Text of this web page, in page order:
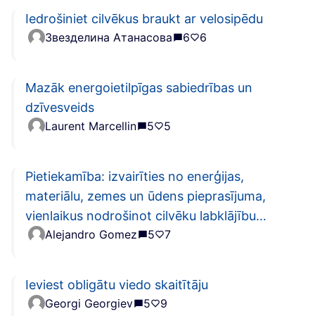
Iedrošiniet cilvēkus braukt ar velosipēdu
Звезделина Атанасова 6 6
Mazāk energoietilpīgas sabiedrības un
dzīvesveids
Laurent Marcellin 5 5
Pietiekamība: izvairīties no enerģijas,
materiālu, zemes un ūdens pieprasījuma,
vienlaikus nodrošinot cilvēku labklājību
visiem planētas iespēju robežās
Alejandro Gomez 5 7
Ieviest obligātu viedo skaitītāju
Georgi Georgiev 5 9